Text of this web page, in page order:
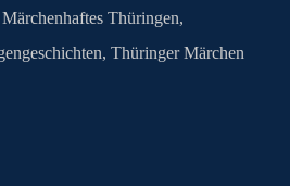
Märchenhaftes Thüringen,
, Thüringer Märchen